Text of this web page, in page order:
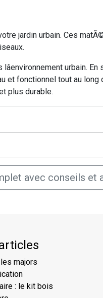
jardin urbain. Ces
urbain. En
fonctionnel tout au long
plus durable.
avec conseils et
majors
: le kit bois